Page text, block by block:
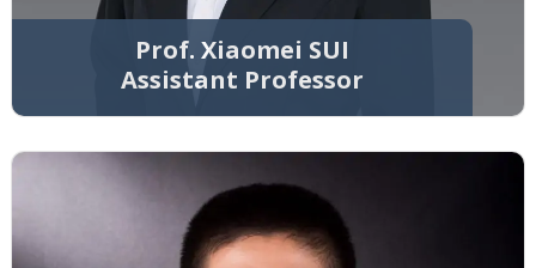
Prof. Xiaomei SUI
Assistant Professor